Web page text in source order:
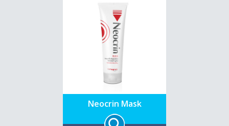
de caléndula, mantequilla
de karité y vitamina B3.
micropigmentaciones.
Neocrin Mask